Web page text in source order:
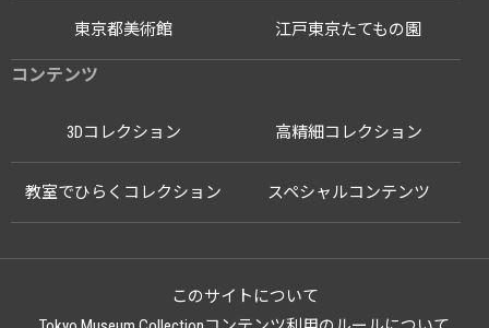
江戸東京たてもの園
東京都美術館
コンテンツ
3Dコレクション 高精細コレクション
教室でひらくコレクション スペシャルコンテンツ
このサイトについて